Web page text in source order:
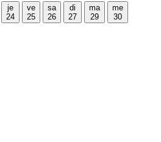
je
24
ve
25
sa
26
di
27
ma
29
me
30